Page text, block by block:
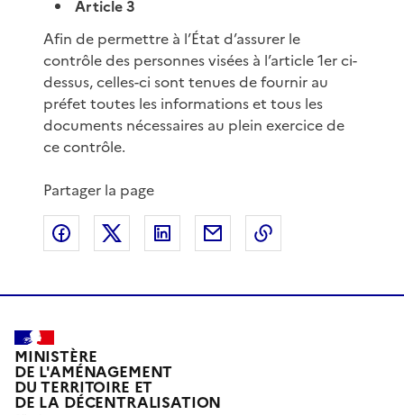
Article 3
Afin de permettre à l’État d’assurer le
contrôle des personnes visées à l’article 1er ci-
dessus, celles-ci sont tenues de fournir au
préfet toutes les informations et tous les
documents nécessaires au plein exercice de
ce contrôle.
Partager la page
Partager sur Facebook
Partager sur XPartager sur LinkedIn
Partager par email
MINISTÈRE
DE L'AMÉNAGEMENT
DU TERRITOIRE ET
DE LA DÉCENTRALISATION